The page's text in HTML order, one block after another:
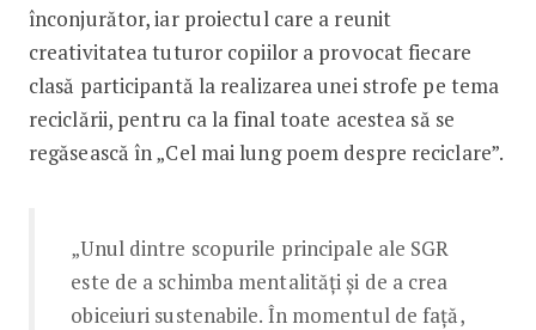
înconjurător, iar proiectul care a reunit
creativitatea tuturor copiilor a provocat fiecare
clasă participantă la realizarea unei strofe pe tema
reciclării, pentru ca la final toate acestea să se
regăsească în „Cel mai lung poem despre reciclare”.
„Unul dintre scopurile principale ale SGR
este de a schimba mentalități și de a crea
obiceiuri sustenabile. În momentul de față,